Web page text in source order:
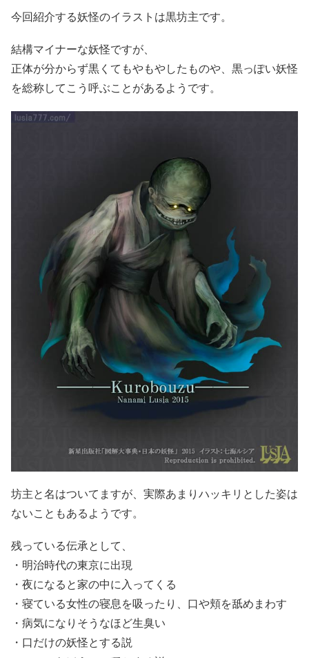
今回紹介する妖怪のイラストは黒坊主です。
結構マイナーな妖怪ですが、
正体が分からず黒くてもやもやしたものや、黒っぽい妖怪
を総称してこう呼ぶことがあるようです。
坊主と名はついてますが、実際あまりハッキリとした姿は
ないこともあるようです。
残っている伝承として、
・明治時代の東京に出現
・夜になると家の中に入ってくる
・寝ている女性の寝息を吸ったり、口や頬を舐めまわす
・病気になりそうなほど生臭い
・口だけの妖怪とする説